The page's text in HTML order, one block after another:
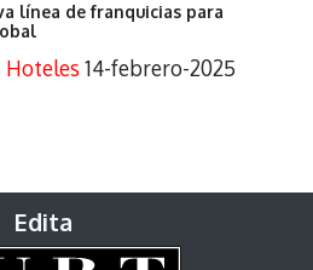
línea de franquicias para
Hoteles 14-febrero-2025
Edita